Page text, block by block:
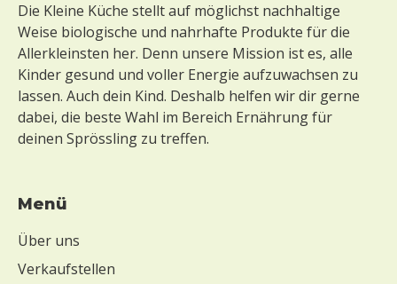
Die Kleine Küche stellt auf möglichst nachhaltige
Weise biologische und nahrhafte Produkte für die
Allerkleinsten her. Denn unsere Mission ist es, alle
Kinder gesund und voller Energie aufzuwachsen zu
lassen. Auch dein Kind. Deshalb helfen wir dir gerne
dabei, die beste Wahl im Bereich Ernährung für
deinen Sprössling zu treffen.
Menü
Über uns
Verkaufstellen